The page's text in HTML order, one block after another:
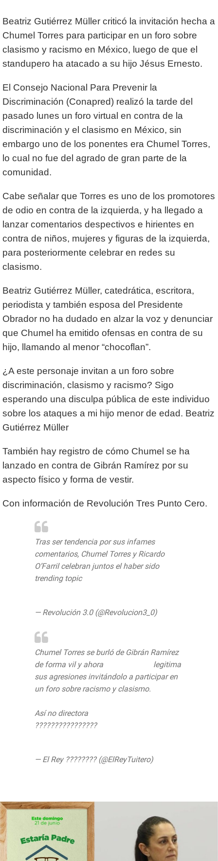
Beatriz Gutiérrez Müller criticó la invitación hecha a
Chumel Torres para participar en un foro sobre
clasismo y racismo en México, luego de que el
standupero ha atacado a su hijo Jésus Ernesto.
El Consejo Nacional Para Prevenir la
Discriminación (Conapred) realizó la tarde del
pasado lunes un foro virtual en contra de la
discriminación y el clasismo en México, sin
embargo uno de los ponentes era Chumel Torres,
lo cual no fue del agrado de gran parte de la
comunidad.
Cabe señalar que Torres es uno de los promotores
de odio en contra de la izquierda, y ha llegado a
lanzar comentarios despectivos e hirientes en
contra de niños, mujeres y figuras de la izquierda,
para posteriormente celebrar en redes su
clasismo.
Beatriz Gutiérrez Müller, catedrática, escritora,
periodista y también esposa del Presidente
Obrador no ha dudado en alzar la voz y denunciar
que Chumel ha emitido ofensas en contra de su
hijo, llamando al menor “chocoflan”.
¿A este personaje invitan a un foro sobre
discriminación, clasismo y racismo? Sigo
esperando una disculpa pública de este individuo
sobre los ataques a mi hijo menor de edad. Beatriz
Gutiérrez Müller
También hay registro de cómo Chumel se ha
lanzado en contra de Gibrán Ramírez por su
aspecto físico y forma de vestir.
Con información de Revolución Tres Punto Cero.
Tras ser tendencia por sus infames
comentarios, Chumel Torres y Ricardo
O’Farril celebran juntos el haber sido
trending topic
— Revolución 3.0 (@Revolucion3_0)
Chumel Torres se burló de Gibrán Ramírez
de forma vil y ahora
legitima
sus agresiones invitándolo a participar en
un foro sobre racismo y clasismo.
Así no directora
????????????????
— El Rey ???????? (@ElReyTuitero)